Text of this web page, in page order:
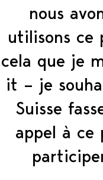
nous
utilisons ce
cela que je
it – je
Suisse
appel à ce